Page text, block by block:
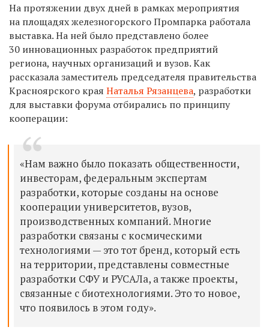
На протяжении двух дней в рамках мероприятия
на площадях железногорского Промпарка работала
выставка. На ней было представлено более
30 инновационных разработок предприятий
региона, научных организаций и вузов. Как
рассказала заместитель председателя правительства
Красноярского края Наталья Рязанцева, разработки
для выставки форума отбирались по принципу
кооперации:
«Нам важно было показать общественности,
инвесторам, федеральным экспертам
разработки, которые созданы на основе
кооперации университетов, вузов,
производственных компаний. Многие
разработки связаны с космическими
технологиями — это тот бренд, который есть
на территории, представлены совместные
разработки СФУ и РУСАЛа, а также проекты,
связанные с биотехнологиями. Это то новое,
что появилось в этом году».